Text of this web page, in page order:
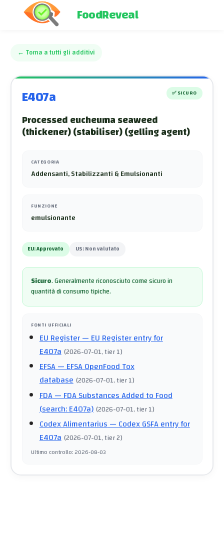
FoodReveal
← Torna a tutti gli additivi
E407a ✅SICURO
Processed eucheuma seaweed
(thickener) (stabiliser) (gelling agent)
CATEGORIA
Addensanti, Stabilizzanti & Emulsionanti
FUNZIONE
emulsionante
EU:Approvato US:Non valutato
Sicuro.Generalmente riconosciuto come sicuro in
quantità di consumo tipiche.
FONTI UFFICIALI
EU Register— EU Register entry for
E407a (2026-07-01, tier 1)
EFSA— EFSA OpenFood Tox
database (2026-07-01, tier 1)
FDA— FDA Substances Added to Food
(search: E407a) (2026-07-01, tier 1)
Codex Alimentarius— Codex GSFA entry for
E407a (2026-07-01, tier 2)
Ultimo controllo:2026-08-03